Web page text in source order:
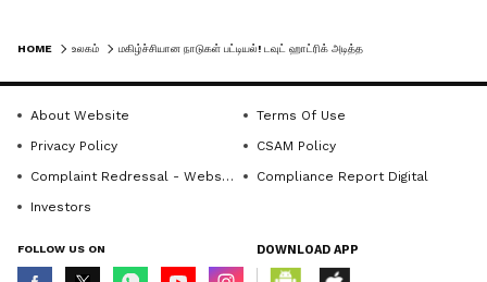
இந்தியா..!
HOME உலகம்
About Website
Terms Of Use
Privacy Policy
CSAM Policy
Complaint Redressal - Website
Compliance Report Digital
Investors
FOLLOW US ON DOWNLOAD APP